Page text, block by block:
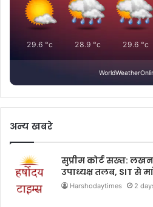
29.6 °c 28.9 °c 29.6 °c
अन्य खबरे
सुप्रीम कोर्ट सख्त:
उपाध्यक्ष तलब, SIT से
Harshodaytimes 2